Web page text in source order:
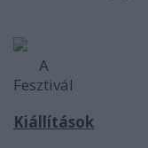
A
Fesztivál
Kiállítások